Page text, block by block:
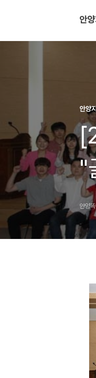
안
안양
"
안양똑